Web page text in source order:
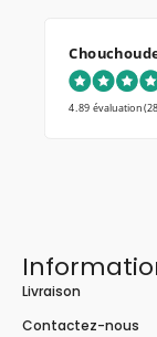
4.89 évaluation
Livraison
Contactez-nous